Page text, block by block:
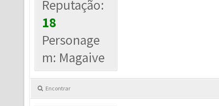
Reputação:
18
Personage
m: Magaive
Encontrar